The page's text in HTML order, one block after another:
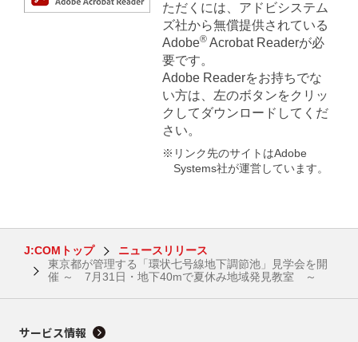
ただくには、アドビシステム
ズ社から無償提供されている
Adobe®Acrobat Readerが必
要です。
Adobe Readerをお持ちでな
い方は、左のボタンをクリッ
クしてダウンロードしてくだ
さい。
※リンク先のサイトはAdobe
Systems社が運営しています。
J:COMトップ
ニュースリリース
東京都が管理する「環状七号線地下調節池」見学会を開
催 ～ 7月31日・地下40mで夏休み地域発見教室 ～
サービス情報